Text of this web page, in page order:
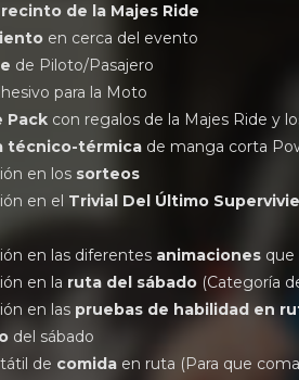
recinto de la Majes Ride
en cerca del evento
de Piloto/Pasajero
para la Moto
Pack con regalos de la Majes Ride y
técnico-térmica de manga corta
en los sorteos
en el Trivial Del Último
en las diferentes animaciones que
en la ruta del sábado (Categoría
en las pruebas de habilidad en
del sábado
de comida en ruta (Para que